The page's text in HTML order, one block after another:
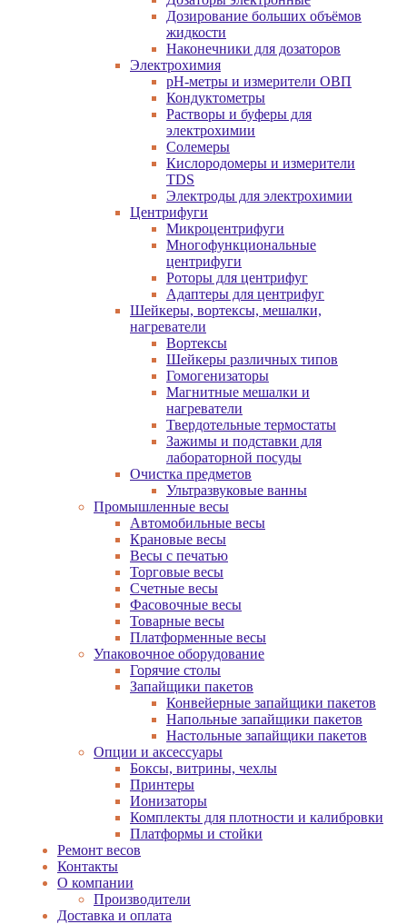
Дозирование больших объёмов
жидкости
Наконечники для дозаторов
Электрохимия
pH-метры и измерители ОВП
Кондуктометры
Растворы и буферы для
электрохимии
Солемеры
Кислородомеры и измерители
TDS
Электроды для электрохимии
Центрифуги
Микроцентрифуги
Многофункциональные
центрифуги
Роторы для центрифуг
Адаптеры для центрифуг
Шейкеры, вортексы, мешалки,
нагреватели
Вортексы
Шейкеры различных типов
Гомогенизаторы
Магнитные мешалки и
нагреватели
Твердотельные термостаты
Зажимы и подставки для
лабораторной посуды
Очистка предметов
Ультразвуковые ванны
Промышленные весы
Автомобильные весы
Крановые весы
Весы с печатью
Торговые весы
Счетные весы
Фасовочные весы
Товарные весы
Платформенные весы
Упаковочное оборудование
Горячие столы
Запайщики пакетов
Конвейерные запайщики пакетов
Напольные запайщики пакетов
Настольные запайщики пакетов
Опции и аксессуары
Боксы, витрины, чехлы
Принтеры
Ионизаторы
Комплекты для плотности и калибровки
Платформы и стойки
Ремонт весов
Контакты
О компании
Производители
Доставка и оплата